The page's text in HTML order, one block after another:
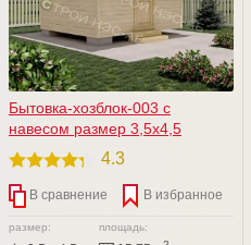
Бытовка-хозблок-003 с
навесом размер 3,5х4,5
4.3
В сравнение В избранное
размер: площадь: